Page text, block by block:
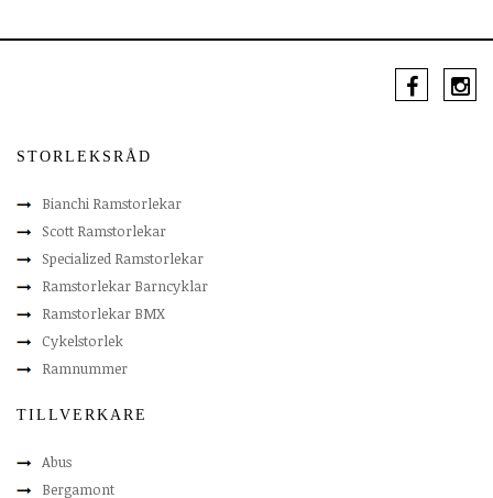
STORLEKSRÅD
Bianchi Ramstorlekar
Scott Ramstorlekar
Specialized Ramstorlekar
Ramstorlekar Barncyklar
Ramstorlekar BMX
Cykelstorlek
Ramnummer
TILLVERKARE
Abus
Bergamont